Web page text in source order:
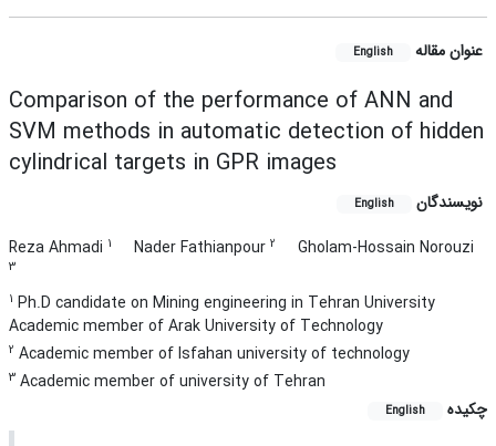
عنوان مقاله English
Comparison of the performance of ANN and
SVM methods in automatic detection of hidden
cylindrical targets in GPR images
نویسندگان English
Reza Ahmadi 1 Nader Fathianpour 2 Gholam-Hossain Norouzi
3
1 Ph.D candidate on Mining engineering in Tehran University
Academic member of Arak University of Technology
2 Academic member of Isfahan university of technology
3 Academic member of university of Tehran
چکیده
English